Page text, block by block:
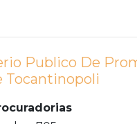
Publico De
Tocantinopoli